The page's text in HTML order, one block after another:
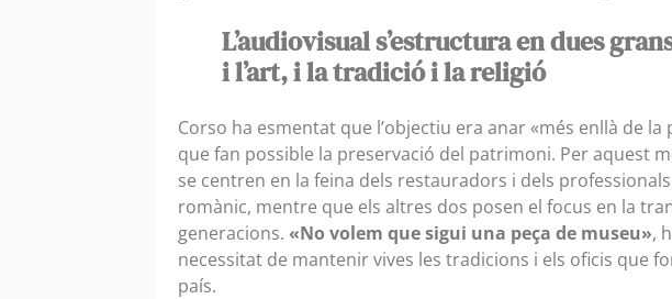
L’audiovisual s’estructura en dues
i l’art, i la tradició i la religió
Corso ha esmentat que l’objectiu era anar «més enllà de
que fan possible la preservació del patrimoni. Per aquest
se centren en la feina dels restauradors i dels
romànic, mentre que els altres dos posen el focus en la
generacions. «No volem que sigui una peça de museu»,
necessitat de mantenir vives les tradicions i els oficis que
país.